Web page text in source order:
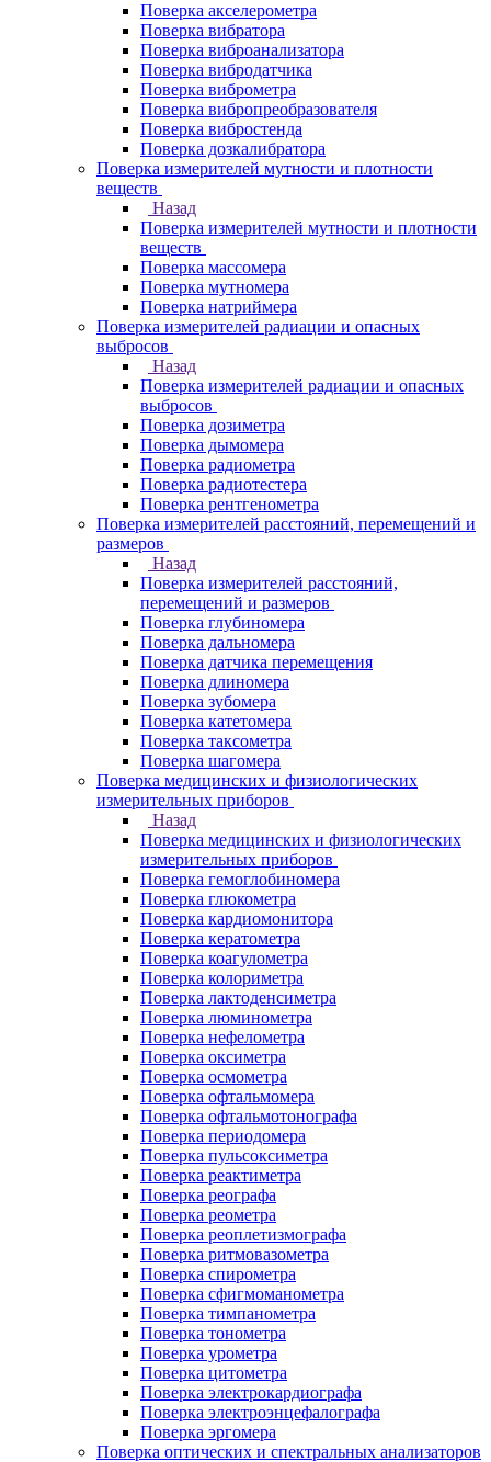
Поверка акселерометра
Поверка вибратора
Поверка виброанализатора
Поверка вибродатчика
Поверка виброметра
Поверка вибропреобразователя
Поверка вибростенда
Поверка дозкалибратора
Поверка измерителей мутности и плотности
веществ
Назад
Поверка измерителей мутности и плотности
веществ
Поверка массомера
Поверка мутномера
Поверка натриймера
Поверка измерителей радиации и опасных
выбросов
Назад
Поверка измерителей радиации и опасных
выбросов
Поверка дозиметра
Поверка дымомера
Поверка радиометра
Поверка радиотестера
Поверка рентгенометра
Поверка измерителей расстояний, перемещений и
размеров
Назад
Поверка измерителей расстояний,
перемещений и размеров
Поверка глубиномера
Поверка дальномера
Поверка датчика перемещения
Поверка длиномера
Поверка зубомера
Поверка катетомера
Поверка таксометра
Поверка шагомера
Поверка медицинских и физиологических
измерительных приборов
Назад
Поверка медицинских и физиологических
измерительных приборов
Поверка гемоглобиномера
Поверка глюкометра
Поверка кардиомонитора
Поверка кератометра
Поверка коагулометра
Поверка колориметра
Поверка лактоденсиметра
Поверка люминометра
Поверка нефелометра
Поверка оксиметра
Поверка осмометра
Поверка офтальмомера
Поверка офтальмотонографа
Поверка периодомера
Поверка пульсоксиметра
Поверка реактиметра
Поверка реографа
Поверка реометра
Поверка реоплетизмографа
Поверка ритмовазометра
Поверка спирометра
Поверка сфигмоманометра
Поверка тимпанометра
Поверка тонометра
Поверка урометра
Поверка цитометра
Поверка электрокардиографа
Поверка электроэнцефалографа
Поверка эргомера
Поверка оптических и спектральных анализаторов